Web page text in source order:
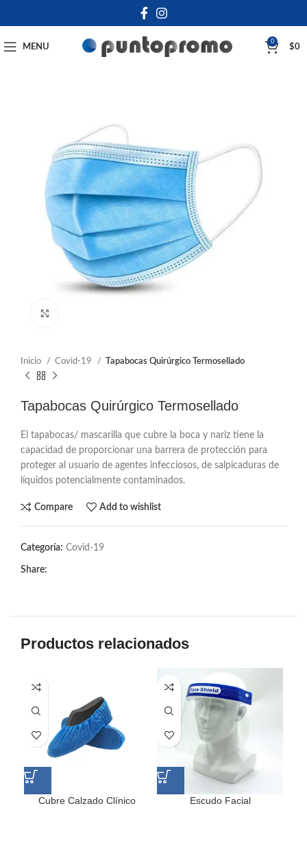
MENU
0
$0
Inicio Covid-19 Tapabocas Quirúrgico Termosellado
Tapabocas Quirúrgico Termosellado
El tapabocas/ mascarilla que cubre la boca y nariz tiene la
capacidad de proporcionar una barrera de protección para
proteger al usuario de agentes infecciosos, de salpicaduras de
líquidos potencialmente contaminados.
Compare Add to wishlist
Categoría: Covid-19
Share:
Productos relacionados
Cubre Calzado Clínico Escudo Facial